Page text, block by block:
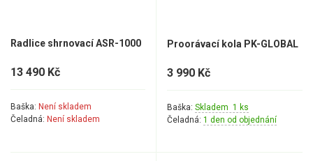
Radlice shrnovací ASR-1000
13 490 Kč
Baška: Není skladem
Čeladná: Není skladem
Proorávací kola PK-GLOBAL
3 990 Kč
Baška: Skladem 1 ks
Čeladná: 1 den od objednání